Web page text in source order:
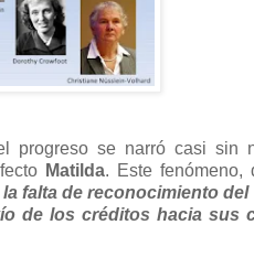
progreso se narró casi sin
Matilda. Este fenómeno,
falta de reconocimiento del
de los créditos hacia sus